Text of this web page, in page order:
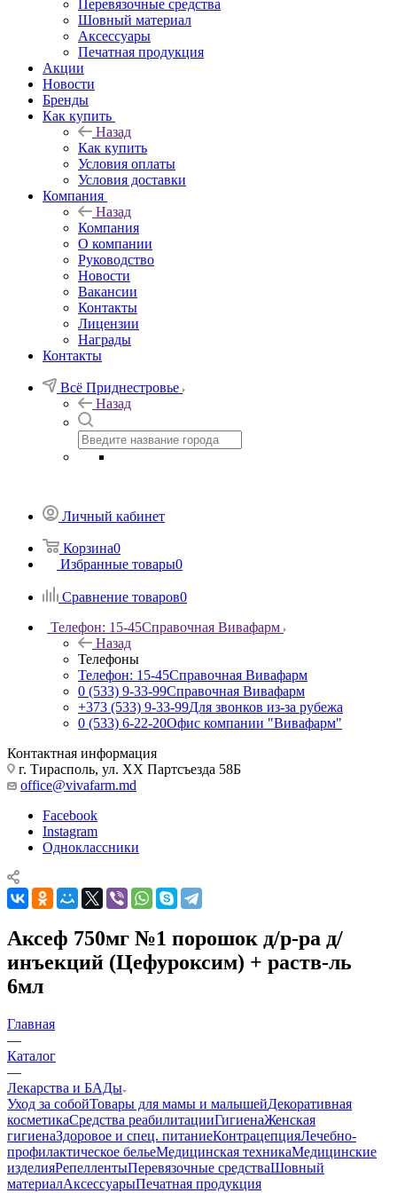
Перевязочные средства
Шовный материал
Аксессуары
Печатная продукция
Акции
Новости
Бренды
Как купить
Назад
Как купить
Условия оплаты
Условия доставки
Компания
Назад
Компания
О компании
Руководство
Новости
Вакансии
Контакты
Лицензии
Награды
Контакты
Всё Приднестровье
Назад
Личный кабинет
Корзина0
Избранные товары0
Сравнение товаров0
Телефон: 15-45Справочная Вивафарм
Назад
Телефоны
Телефон: 15-45Справочная Вивафарм
0 (533) 9-33-99Справочная Вивафарм
+373 (533) 9-33-99Для звонков из-за рубежа
0 (533) 6-22-20Офис компании "Вивафарм"
Контактная информация
г. Тирасполь, ул. ХХ Партсъезда 58Б
office@vivafarm.md
Facebook
Instagram
Одноклассники
Аксеф 750мг №1 порошок д/р-ра д/
инъекций (Цефуроксим) + раств-ль
6мл
Главная
—
Каталог
—
Лекарства и БАДы
Уход за собойТовары для мамы и малышейДекоративная
косметикаСредства реабилитацииГигиенаЖенская
гигиенаЗдоровое и спец. питаниеКонтрацепцияЛечебно-
профилактическое бельеМедицинская техникаМедицинские
изделияРепеллентыПеревязочные средстваШовный
материалАксессуарыПечатная продукция